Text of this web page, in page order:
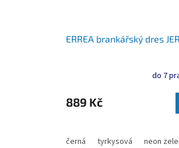
ERREA brankářský dres
do 7
889 Kč
černá tyrkysová neon